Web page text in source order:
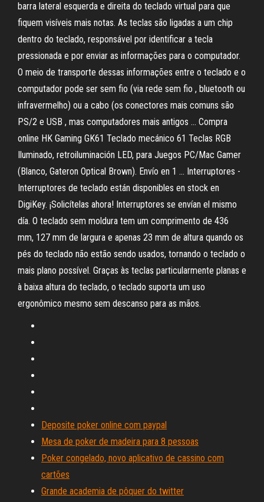
barra lateral esquerda e direita do teclado virtual para que
fiquem visíveis mais notas. As teclas são ligadas a um chip
dentro do teclado, responsável por identificar a tecla
pressionada e por enviar as informações para o computador.
O meio de transporte dessas informações entre o teclado e o
computador pode ser sem fio (via rede sem fio , bluetooth ou
infravermelho) ou a cabo (os conectores mais comuns são
PS/2 e USB , mas computadores mais antigos … Compra
online HK Gaming GK61 Teclado mecánico 61 Teclas RGB
Iluminado, retroiluminación LED, para Juegos PC/Mac Gamer
(Blanco, Gateron Optical Brown). Envío en 1 … Interruptores -
Interruptores de teclado están disponibles en stock en
DigiKey. ¡Solicítelas ahora! Interruptores se envían el mismo
día. O teclado sem moldura tem um comprimento de 436
mm, 127 mm de largura e apenas 23 mm de altura quando os
pés do teclado não estão sendo usados, tornando o teclado o
mais plano possível. Graças às teclas particularmente planas e
à baixa altura do teclado, o teclado suporta um uso
ergonômico mesmo sem descanso para as mãos.
Deposite poker online com paypal
Mesa de poker de madeira para 8 pessoas
Poker congelado, novo aplicativo de cassino com
cartões
Grande academia de pôquer do twitter